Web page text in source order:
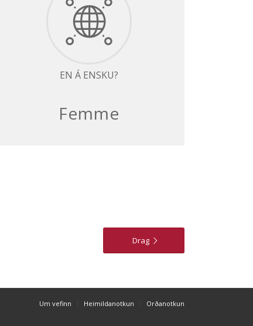
EN Á ENSKU?
Femme
Drag
Um vefinn Heimildanotkun Orðanotkun